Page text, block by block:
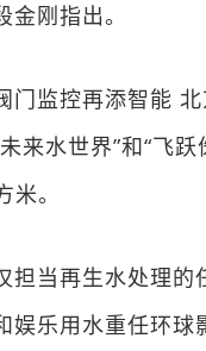
刚指出。
门监控再添智能
来水世界”和“飞
。
担当再生水处理
娱乐用水重任环